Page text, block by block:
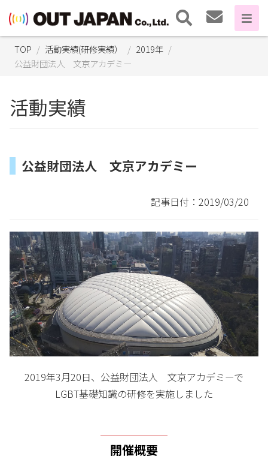
TOP 活動実績(研修実績）
2019年
公益財団法人 文京アカデミー
活動実績
公益財団法人 文京アカデミー
記事日付：2019/03/20
2019年3月20日、公益財団法人 文京アカデミーで
LGBT基礎知識の研修を実施しました
開催概要